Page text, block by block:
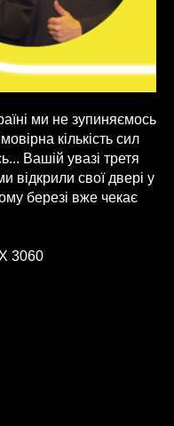
ми не зупиняємось
кількість сил
Вашій увазі третя
відкрили свої двері у
березі вже чекає
3060